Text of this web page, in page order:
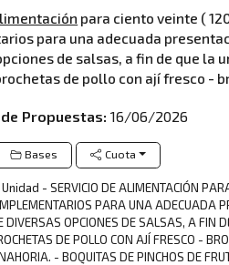
para ciento veinte (
para una adecuada
de salsas, a fin de que
de pollo con ají fresco -
Propuestas:16/06/2026
Bases Cuota
- SERVICIO DE ALIMENTACIÓN
PARA UNA ADECUADA
DIVERSAS OPCIONES DE SALSAS, A FIN
DE POLLO CON AJÍ FRESCO -
- BOQUITAS DE PINCHOS DE